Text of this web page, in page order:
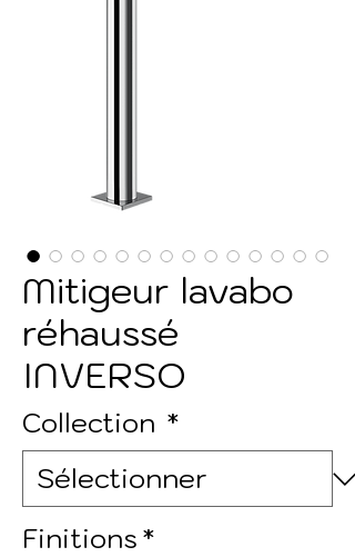
Mitigeur lavabo
réhaussé
INVERSO
Collection *
Finitions*